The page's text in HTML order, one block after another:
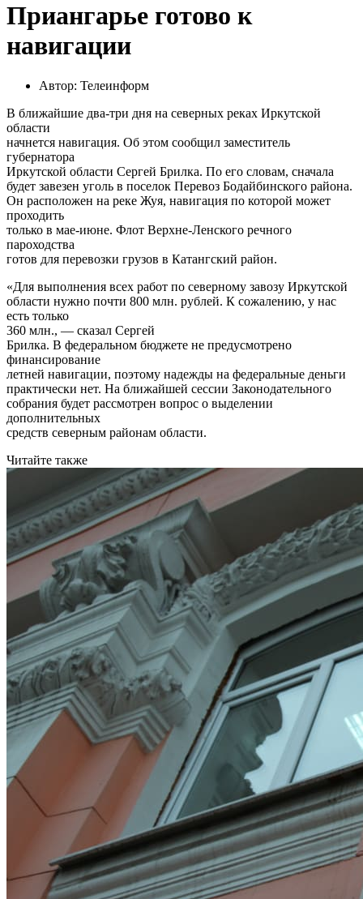
Приангарье готово к
навигации
Автор: Телеинформ
В ближайшие два-три дня на северных реках Иркутской
области
начнется навигация. Об этом сообщил заместитель
губернатора
Иркутской области Сергей Брилка. По его словам, сначала
будет завезен уголь в поселок Перевоз Бодайбинского района.
Он расположен на реке Жуя, навигация по которой может
проходить
только в мае-июне. Флот Верхне-Ленского речного
пароходства
готов для перевозки грузов в Катангский район.
«Для выполнения всех работ по северному завозу Иркутской
области нужно почти 800 млн. рублей. К сожалению, у нас
есть только
360 млн., — сказал Сергей
Брилка. В федеральном бюджете не предусмотрено
финансирование
летней навигации, поэтому надежды на федеральные деньги
практически нет. На ближайшей сессии Законодательного
собрания будет рассмотрен вопрос о выделении
дополнительных
средств северным районам области.
Читайте также